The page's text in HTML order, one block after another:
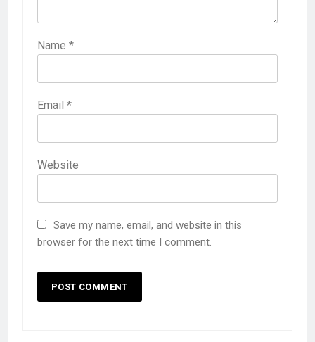
Name *
Email *
Website
Save my name, email, and website in this
browser for the next time I comment.